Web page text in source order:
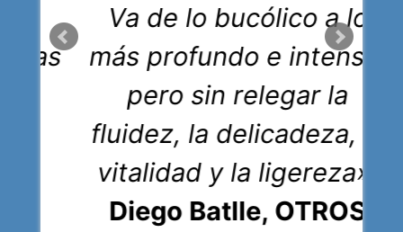
las
Va de lo bucólico a lo
más profundo e intenso,
pero sin relegar la
fluidez, la delicadeza, la
vitalidad y la ligereza».
Diego Batlle, OTROS